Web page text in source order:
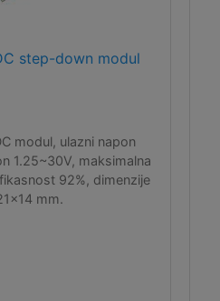
step-down modul
modul, ulazni napon
1.25~30V, maksimalna
92%, dimenzije
mm.